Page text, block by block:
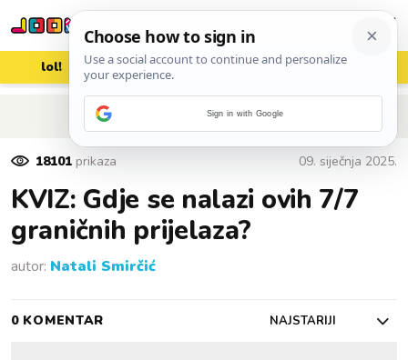
lol! aww vrh! woot?!
POVRATAK NA ČLANAK
18101 prikaza 09. siječnja 2025.
KVIZ: Gdje se nalazi ovih 7/7
graničnih prijelaza?
autor: Natali Smirčić
0 KOMENTAR NAJSTARIJI
Sign in with Google